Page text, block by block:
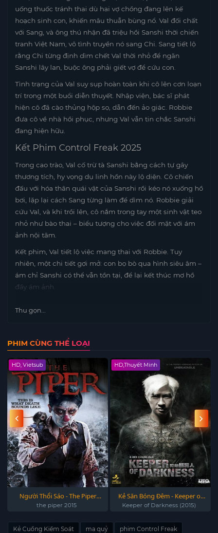
uống thuốc tránh thai dù hai vợ chồng đang lên kế
hoạch sinh con, khiến mâu thuẫn bùng nổ. Val đối chất
với Sang, và ông thú nhận đã triệu hồi Sanshi thời chiến
tranh Việt Nam, vô tình truyền nó sang Chi. Sang tiết lộ
rằng Chi từng định dìm chết Val thời nhỏ để ngăn
Sanshi lây lan, buộc ông phải giết vợ để cứu con.
Tình trạng của Val suy sụp hoàn toàn khi cô lên cơn loạn
trí trong một buổi diễn thuyết. Nhập viện, bác sĩ phát
hiện cô đã cào thủng hộp sọ, dẫn đến ảo giác. Robbie
đưa cô về nhà hồi phục, nhưng Val vẫn tin chắc Sanshi
đang hiện hữu.
Kết Phim Control Freak 2025
Trong cao trào, Val cố trừ tà Sanshi bằng cách tự gây
thương tích, hy vọng dụ linh hồn này lộ diện. Cô chiến
đấu với hóa thân quái vật của Sanshi rồi kéo nó xuống hồ
bơi, lặp lại cách Sang từng làm để dìm nó. Robbie giải
cứu Val, và khi trồi lên, cô nắm trong tay một sinh vật teo
nhỏ như bào thai – biểu tượng cho việc đối mặt với ám
ảnh nội tâm.
Kết phim, Val tiết lộ việc mang thai với Robbie. Tuy
nhiên, một chi tiết gợi mở: con bọ bò qua hình siêu âm –
ám chỉ Sanshi có thể vẫn tồn tại, để lại kết thúc mơ hồ
đầy ám ảnh.
Thu gọn...
PHIM CÙNG THỂ LOẠI
HD, Vietsub
Người Thổi Sáo - The Piper
(2015)
the piper 2015
HD,Thuyết Minh
Kẻ Săn Bóng Đêm - Keeper of
Darkness (2015)
Keeper of Darkness (2015)
Kẻ Cuồng Kiểm Soát ma quỷ
phim Control Freak